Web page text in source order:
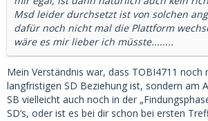
Msd leider durchsetzt ist von solchen
dafür noch nicht mal die Plattform
wäre es mir lieber ich müsste........
Mein Verständnis war, dass TOBI4711 noch
langfristigen SD Beziehung ist, sondern am
SB vielleicht auch noch in der
SD‘s, oder ist es bei dir schon bei ersten